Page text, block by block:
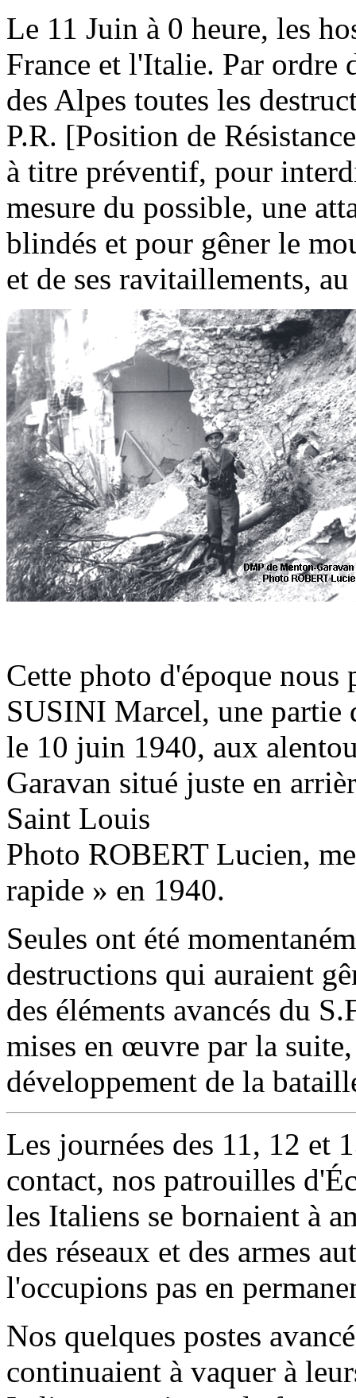
Le 11 Juin à 0 heure, les
France et l'Italie. Par ordre
des Alpes toutes les
P.R. [Position de
à titre préventif, pour
mesure du possible, une
blindés et pour gêner le
et de ses ravitaillements,
Cette photo d'époque nous
SUSINI Marcel, une partie
le 10 juin 1940, aux
Garavan situé juste en
Saint Louis
Photo ROBERT Lucien,
rapide » en 1940.
Seules ont été
destructions qui auraient
des éléments avancés du
mises en œuvre par la
développement de la
Les journées des 11, 12 et
contact, nos patrouilles
les Italiens se bornaient à
des réseaux et des armes
l'occupions pas en
Nos quelques postes
continuaient à vaquer à